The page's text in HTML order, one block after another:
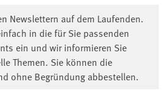
Newslettern auf dem Laufenden.
in die für Sie passenden
ein und wir informieren Sie
Themen. Sie können die
ohne Begründung abbestellen.